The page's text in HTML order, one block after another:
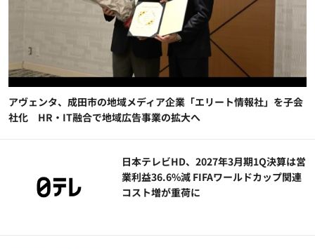
アヴェンタ、成田市の地域メディア企業「エリート情報社」を子会
社化 HR・IT融合で地域広告事業の拡大へ
日本テレビHD、2027年3月期1Q決算は営
業利益36.6%減 FIFAワールドカップ関連
コスト増が重荷に